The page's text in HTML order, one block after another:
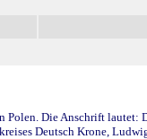
Die Anschrift
Deutsch Krone,